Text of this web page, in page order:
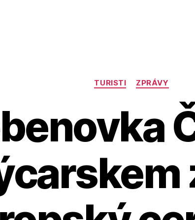
Rubriky
TURISTI ZPRÁVY